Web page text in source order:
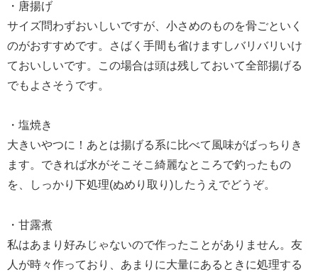
・唐揚げ
サイズ問わずおいしいですが、小さめのものを骨ごといく
のがおすすめです。さばく手間も省けますしバリバリいけ
ておいしいです。この場合は頭は残しておいて全部揚げる
でもよさそうです。
・塩焼き
大きいやつに！あとは揚げる系に比べて風味がばっちりき
ます。できれば水がそこそこ綺麗なところで釣ったもの
を、しっかり下処理(ぬめり取り)したうえでどうぞ。
・甘露煮
私はあまり好みじゃないので作ったことがありません。友
人が時々作っており、あまりに大量にあるときに処理する